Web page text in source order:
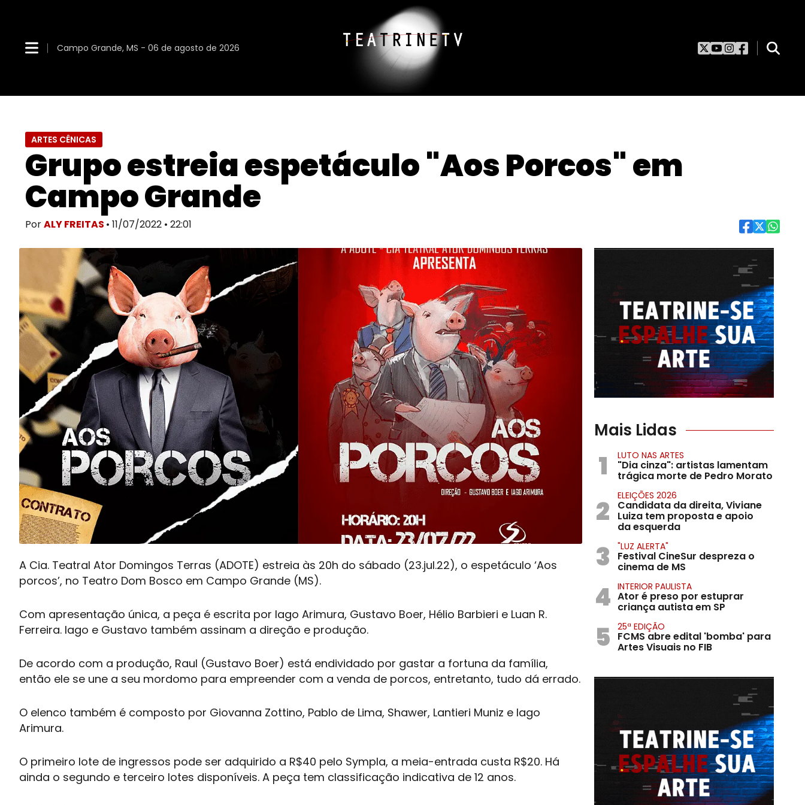
Campo Grande, MS - 06 de agosto de 2026
ARTES CÊNICAS
Grupo estreia espetáculo "Aos Porcos" em
Campo Grande
PorALY FREITAS • 11/07/2022 • 22:01
A Cia. Teatral Ator Domingos Terras (ADOTE) estreia às 20h do sábado (23.jul.22), o espetáculo ‘Aos
porcos’, no Teatro Dom Bosco em Campo Grande (MS).
Com apresentação única, a peça é escrita por Iago Arimura, Gustavo Boer, Hélio Barbieri e Luan R.
Ferreira. Iago e Gustavo também assinam a direção e produção.
De acordo com a produção, Raul (Gustavo Boer) está endividado por gastar a fortuna da família,
então ele se une a seu mordomo para empreender com a venda de porcos, entretanto, tudo dá errado.
O elenco também é composto por Giovanna Zottino, Pablo de Lima, Shawer, Lantieri Muniz e Iago
Arimura.
O primeiro lote de ingressos pode ser adquirido a R$40 pelo Sympla, a meia-entrada custa R$20. Há
ainda o segundo e terceiro lotes disponíveis. A peça tem classificação indicativa de 12 anos.
Mais Lidas
1 LUTO NAS ARTES
"Dia cinza": artistas lamentam
trágica morte de Pedro Morato
2 ELEIÇÕES 2026
Candidata da direita, Viviane
Luiza tem proposta e apoio
da esquerda
3 "LUZ ALERTA"
Festival CineSur despreza o
cinema de MS
4 INTERIOR PAULISTA
Ator é preso por estuprar
criança autista em SP
5 25ª EDIÇÃO
FCMS abre edital 'bomba' para
Artes Visuais no FIB